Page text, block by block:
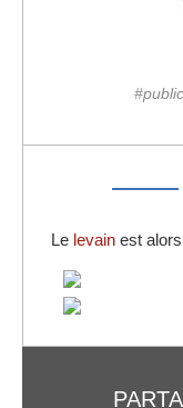
Le levain est